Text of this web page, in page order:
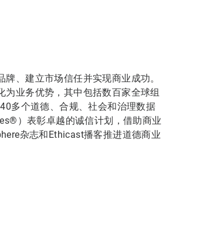
、建立市场信任并实现商业成功。
业务优势，其中包括数百家全球组
多个道德、合规、社会和治理数据
）表彰卓越的诚信计划，借助商业
杂志和Ethicast播客推进道德商业